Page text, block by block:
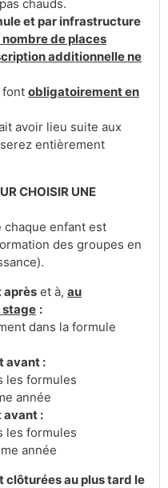
chauds.
et par infrastructure
nombre de places
additionnelle ne
font obligatoirement en
avoir lieu suite aux
entièrement
CHOISIR UNE
chaque enfant est
des groupes en
après et à, au
stage :
dans la formule
avant :
les formules
année
avant :
les formules
année
clôturées au plus tard le